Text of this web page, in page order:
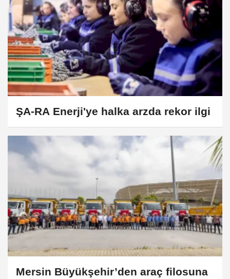
ŞA-RA Enerji'ye halka arzda rekor ilgi
Mersin Büyükşehir’den araç filosuna